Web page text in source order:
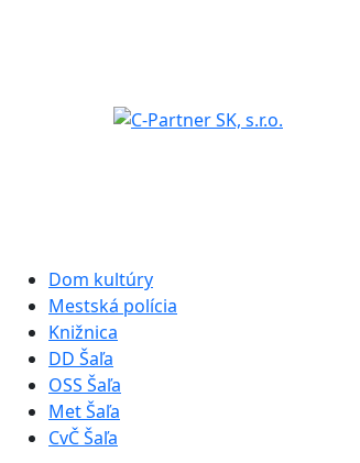
Dom kultúry
Mestská polícia
Knižnica
DD Šaľa
OSS Šaľa
Met Šaľa
CvČ Šaľa